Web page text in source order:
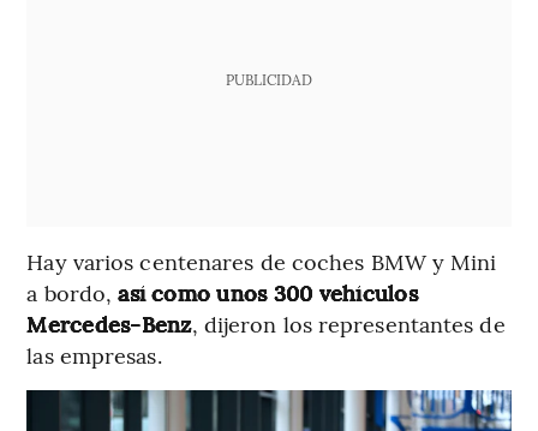
PUBLICIDAD
Hay varios centenares de coches BMW y Mini
a bordo,así como unos 300 vehículos
Mercedes-Benz, dijeron los representantes de
las empresas.